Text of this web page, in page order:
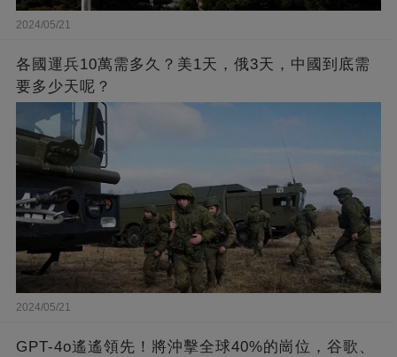
2024/05/21
各國運兵10萬需多久？美1天，俄3天，中國到底需
要多少天呢？
2024/05/21
GPT-4o遙遙領先！將沖擊全球40%的崗位，谷歌、